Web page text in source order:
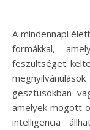
A mindennapi életben gyakran találkozunk olyan viselkedési
formákkal,
feszültséget
gesztusokban
amelyek mögött
intelligencia